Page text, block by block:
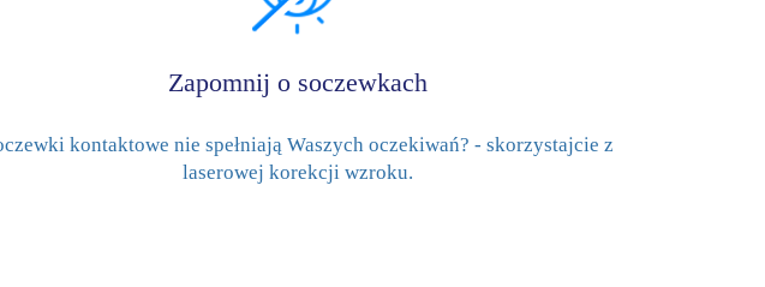
Zapomnij o soczewkach
kontaktowe nie spełniają Waszych oczekiwań? - skorzystajcie z
laserowej korekcji wzroku.